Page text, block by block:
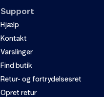
Support
Hjælp
Kontakt
Varslinger
Find butik
Retur- og fortrydelsesret
Opret retur